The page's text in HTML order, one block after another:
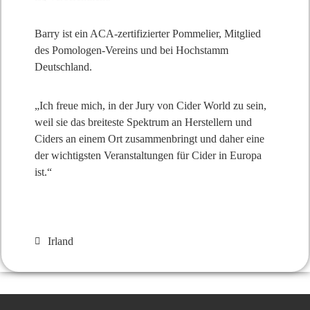
Barry ist ein ACA-zertifizierter Pommelier, Mitglied
des Pomologen-Vereins und bei Hochstamm
Deutschland.
„Ich freue mich, in der Jury von Cider World zu sein,
weil sie das breiteste Spektrum an Herstellern und
Ciders an einem Ort zusammenbringt und daher eine
der wichtigsten Veranstaltungen für Cider in Europa
ist.“
Irland